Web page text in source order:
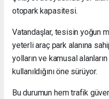
otopark kapasitesi.
Vatandaşlar, tesisin yoğun
yeterli araç park alanına
yolların ve kamusal
kullanıldığını öne sürüyor.
Bu durumun hem trafik